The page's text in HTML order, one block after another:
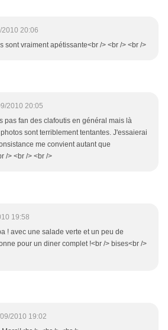
2010 20:06
sont vraiment apétissante<br /> <br /> <br />
2010 20:05
pas fan des clafoutis en général mais là
sont terriblement tentantes. J'essaierai
me convient autant que
/> <br /> <br />
19:58
! avec une salade verte et un peu de
pour un diner complet !<br /> bises<br />
2010 19:02